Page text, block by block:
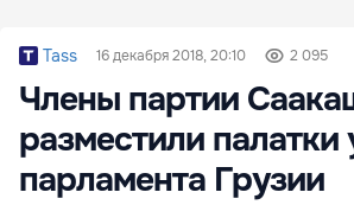
Tass 16 декабря 2018, 20:10 2 095
Члены партии
разместили палатки
парламента Грузии